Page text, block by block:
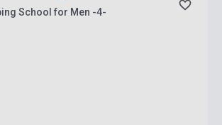
School for Men -4-